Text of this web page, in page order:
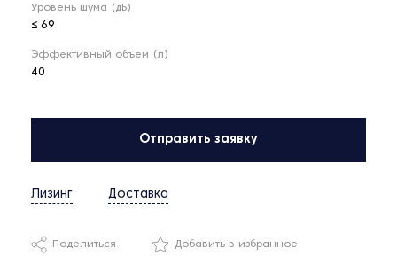
Уровень шума (дБ)
≤ 69
Эффективный объем (л)
40
Отправить заявку
Лизинг Доставка
Поделиться Добавить в избранное